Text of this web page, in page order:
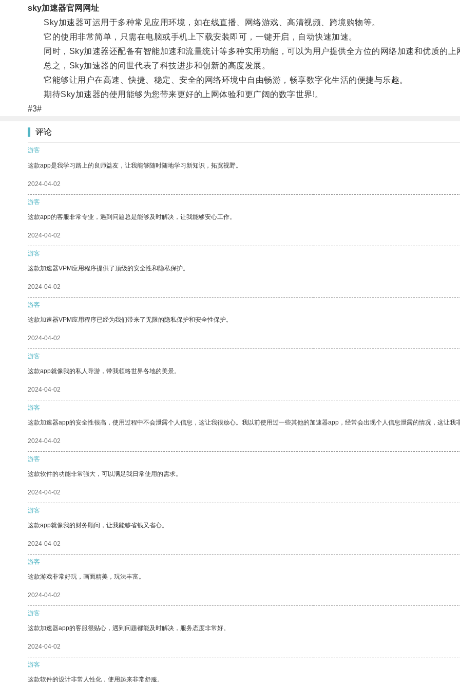
sky加速器官网网址
Sky加速器可运用于多种常见应用环境，如在线直播、网络游戏、高清视频、跨境购物等。
它的使用非常简单，只需在电脑或手机上下载安装即可，一键开启，自动快速加速。
同时，Sky加速器还配备有智能加速和流量统计等多种实用功能，可以为用户提供全方位的网络加速和优质的上
总之，Sky加速器的问世代表了科技进步和创新的高度发展。
它能够让用户在高速、快捷、稳定、安全的网络环境中自由畅游，畅享数字化生活的便捷与乐趣。
期待Sky加速器的使用能够为您带来更好的上网体验和更广阔的数字世界!。
#3#
评论
游客
这款app是我学习路上的良师益友，让我能够随时随地学习新知识，拓宽视野。
2024-04-02
游客
这款app的客服非常专业，遇到问题总是能够及时解决，让我能够安心工作。
2024-04-02
游客
这款加速器VPM应用程序提供了顶级的安全性和隐私保护。
2024-04-02
游客
这款加速器VPM应用程序已经为我们带来了无限的隐私保护和安全性保护。
2024-04-02
游客
这款app就像我的私人导游，带我领略世界各地的美景。
2024-04-02
游客
这款加速器app的安全性很高，使用过程中不会泄露个人信息，这让我很放心。我以前使用过一些其他的加速器app，经常会出现个人信息泄露的情况，这让我
2024-04-02
游客
这款软件的功能非常强大，可以满足我日常使用的需求。
2024-04-02
游客
这款app就像我的财务顾问，让我能够省钱又省心。
2024-04-02
游客
这款游戏非常好玩，画面精美，玩法丰富。
2024-04-02
游客
这款加速器app的客服很贴心，遇到问题都能及时解决，服务态度非常好。
2024-04-02
游客
这款软件的设计非常人性化，使用起来非常舒服。